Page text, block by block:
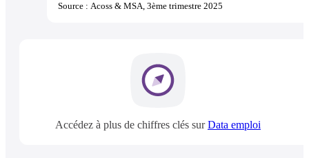
Source : Acoss & MSA, 3ème trimestre 2025
Accédez à plus de chiffres clés surData emploi